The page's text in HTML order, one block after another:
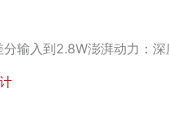
分输入到2.8W澎湃动力：